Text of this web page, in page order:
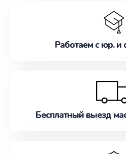
Работаем с юр. и
Бесплатный выезд